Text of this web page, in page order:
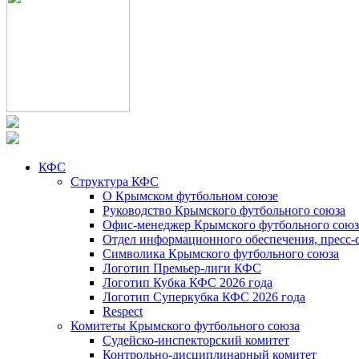
КФС
Структура КФС
О Крымском футбольном союзе
Руководство Крымского футбольного союза
Офис-менеджер Крымского футбольного
Отдел информационного обеспечения, пресс-
Символика Крымского футбольного союза
Логотип Премьер-лиги КФС
Логотип Кубка КФС 2026 года
Логотип Суперкубка КФС 2026 года
Respect
Комитеты Крымского футбольного союза
Судейско-инспекторский комитет
Контрольно-дисциплинарный комитет